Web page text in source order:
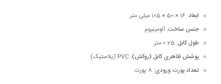
ابعاد: 16 × 50 × 105 میلی متر
جنس ساخت: آلومینیوم
طول کابل: 0.25 متر
پوشش ظاهری کابل (روکش): PVC (پلاستیک)
تعداد پورت ورودی: 8 پورت